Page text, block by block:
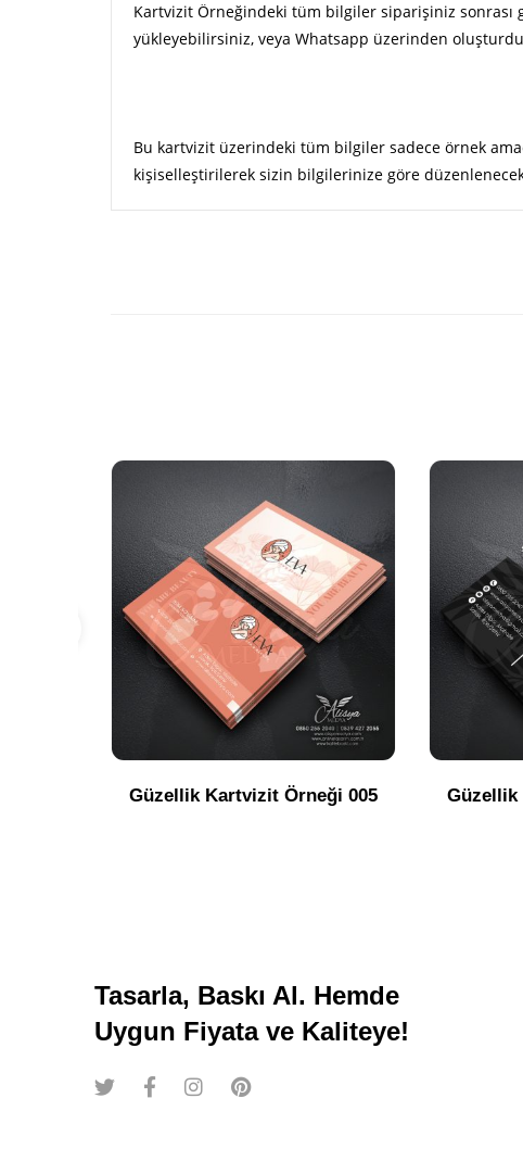
Kartvizit Örneğindeki tüm bilgiler siparişiniz
yükleyebilirsiniz, veya Whatsapp üzerinden
Bu kartvizit üzerindeki tüm bilgiler sadece örnek
kişiselleştirilerek sizin bilgilerinize göre
Güzellik Kartvizit Örneği 005 Güzellik
Tasarla, Baskı Al. Hemde
Uygun Fiyata ve Kaliteye!